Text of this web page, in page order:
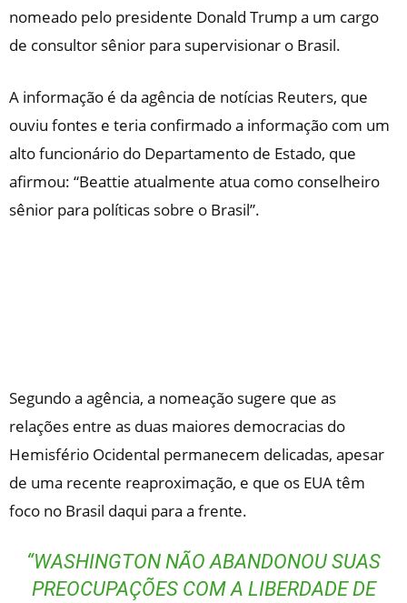
nomeado pelo presidente Donald Trump a um cargo
de consultor sênior para supervisionar o Brasil.
A informação é da agência de notícias Reuters, que
ouviu fontes e teria confirmado a informação com um
alto funcionário do Departamento de Estado, que
afirmou: “Beattie atualmente atua como conselheiro
sênior para políticas sobre o Brasil”.
Segundo a agência, a nomeação sugere que as
relações entre as duas maiores democracias do
Hemisfério Ocidental permanecem delicadas, apesar
de uma recente reaproximação, e que os EUA têm
foco no Brasil daqui para a frente.
“WASHINGTON NÃO ABANDONOU SUAS
PREOCUPAÇÕES COM A LIBERDADE DE